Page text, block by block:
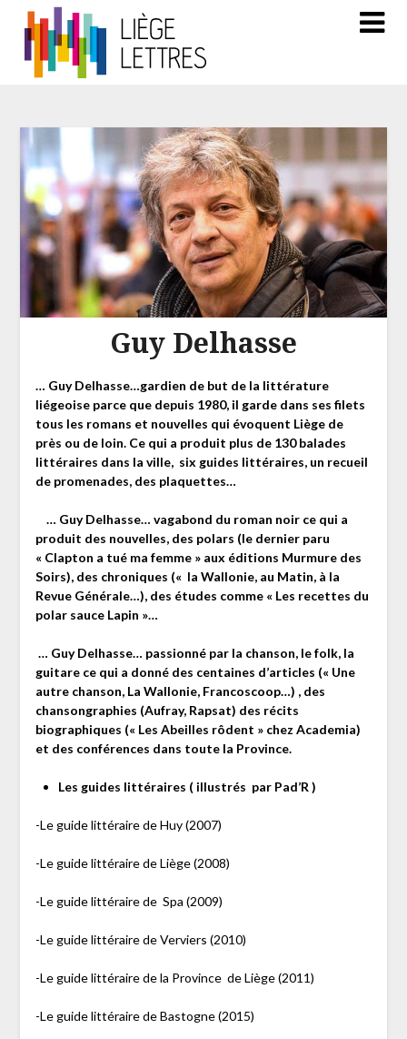
Guy Delhasse
… Guy Delhasse…gardien de but de la littérature
liégeoise parce que depuis 1980, il garde dans ses filets
tous les romans et nouvelles qui évoquent Liège de
près ou de loin. Ce qui a produit plus de 130 balades
littéraires dans la ville, six guides littéraires, un recueil
de promenades, des plaquettes…
… Guy Delhasse… vagabond du roman noir ce qui a
produit des nouvelles, des polars (le dernier paru
« Clapton a tué ma femme » aux éditions Murmure des
Soirs), des chroniques (« la Wallonie, au Matin, à la
Revue Générale…), des études comme « Les recettes du
polar sauce Lapin »…
… Guy Delhasse… passionné par la chanson, le folk, la
guitare ce qui a donné des centaines d’articles (« Une
autre chanson, La Wallonie, Francoscoop…) , des
chansongraphies (Aufray, Rapsat) des récits
biographiques (« Les Abeilles rôdent » chez Academia)
et des conférences dans toute la Province.
Les guides littéraires ( illustrés par Pad’R )
-Le guide littéraire de Huy (2007)
-Le guide littéraire de Liège (2008)
-Le guide littéraire de Spa (2009)
-Le guide littéraire de Verviers (2010)
-Le guide littéraire de la Province de Liège (2011)
-Le guide littéraire de Bastogne (2015)